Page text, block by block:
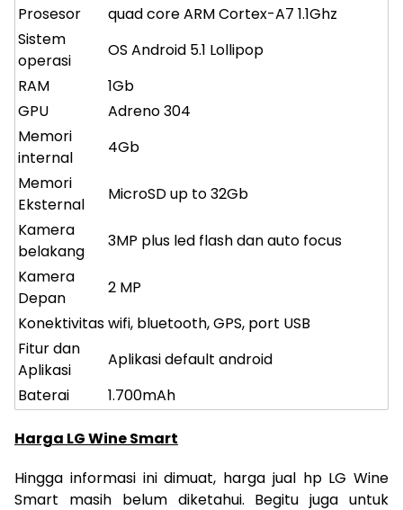
Prosesor
quad core ARM Cortex-A7 1.1Ghz
Sistem
operasi
OS Android 5.1 Lollipop
RAM
1Gb
GPU
Adreno 304
Memori
internal
4Gb
Memori
Eksternal
MicroSD up to 32Gb
Kamera
belakang
3MP plus led flash dan auto focus
Kamera
Depan
2 MP
Konektivitaswifi, bluetooth, GPS, port USB
Fitur dan
Aplikasi
Aplikasi default android
Baterai
1.700mAh
Harga LG Wine Smart
Hingga informasi ini dimuat, harga jual hp LG Wine
Smart masih belum diketahui. Begitu juga untuk